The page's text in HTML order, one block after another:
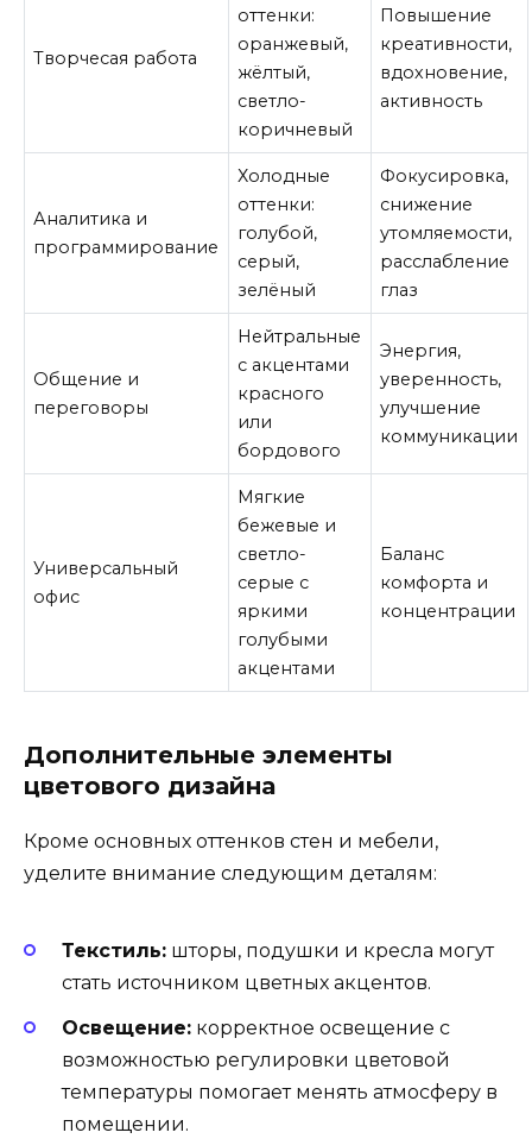
Творчесая работа
оттенки:
оранжевый,
жёлтый,
светло-
коричневый
Повышение
креативности,
вдохновение,
активность
Аналитика и
программирование
Холодные
оттенки:
голубой,
серый,
зелёный
Фокусировка,
снижение
утомляемости,
расслабление
глаз
Общение и
переговоры
Нейтральные
с акцентами
красного
или
бордового
Энергия,
уверенность,
улучшение
коммуникации
Универсальный
офис
Мягкие
бежевые и
светло-
серые с
яркими
голубыми
акцентами
Баланс
комфорта и
концентрации
Дополнительные элементы
цветового дизайна
Кроме основных оттенков стен и мебели,
уделите внимание следующим деталям:
Текстиль: шторы, подушки и кресла могут
стать источником цветных акцентов.
Освещение: корректное освещение с
возможностью регулировки цветовой
температуры помогает менять атмосферу в
помещении.